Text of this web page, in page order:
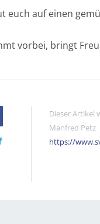
euch auf einen
vorbei, bringt
Dieser Artikel
Manfred Petz
https://